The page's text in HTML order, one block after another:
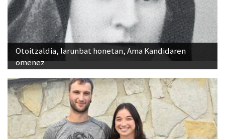
Otoitzaldia, larunbat honetan, Ama Kandidaren
omenez